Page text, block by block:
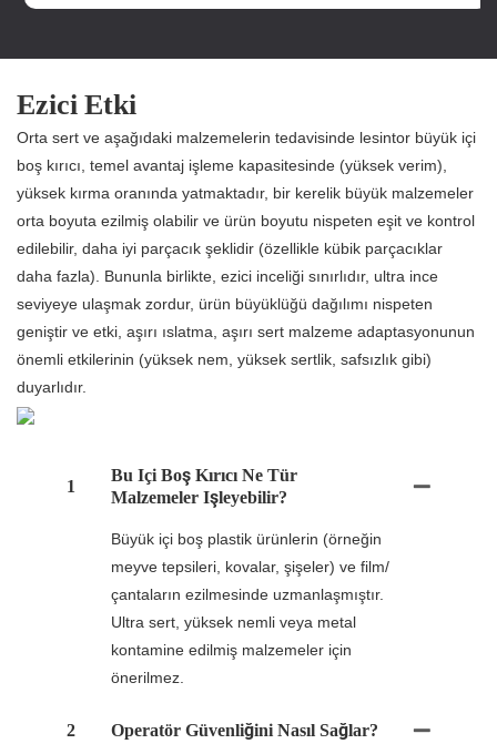
Ezici Etki
Orta sert ve aşağıdaki malzemelerin tedavisinde lesintor büyük içi
boş kırıcı, temel avantaj işleme kapasitesinde (yüksek verim),
yüksek kırma oranında yatmaktadır, bir kerelik büyük malzemeler
orta boyuta ezilmiş olabilir ve ürün boyutu nispeten eşit ve kontrol
edilebilir, daha iyi parçacık şeklidir (özellikle kübik parçacıklar
daha fazla). Bununla birlikte, ezici inceliği sınırlıdır, ultra ince
seviyeye ulaşmak zordur, ürün büyüklüğü dağılımı nispeten
geniştir ve etki, aşırı ıslatma, aşırı sert malzeme adaptasyonunun
önemli etkilerinin (yüksek nem, yüksek sertlik, safsızlık gibi)
duyarlıdır.
1
Bu Içi Boş Kırıcı Ne Tür
Malzemeler Işleyebilir?
Büyük içi boş plastik ürünlerin (örneğin
meyve tepsileri, kovalar, şişeler) ve film/
çantaların ezilmesinde uzmanlaşmıştır.
Ultra sert, yüksek nemli veya metal
kontamine edilmiş malzemeler için
önerilmez.
2 Operatör Güvenliğini Nasıl Sağlar?